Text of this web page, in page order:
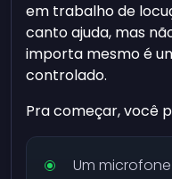
em trabalho de
canto ajuda, mas
importa mesmo é
controlado.
Pra começar, você
Um